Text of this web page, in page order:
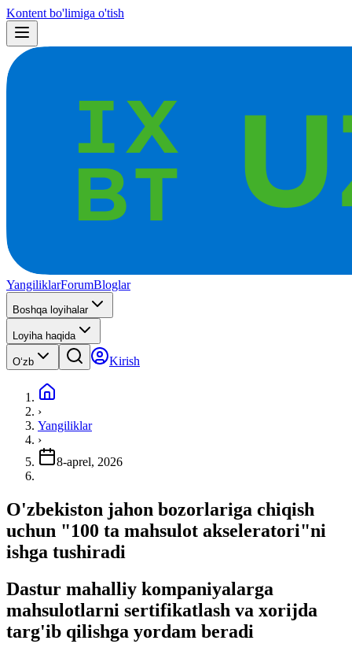
Kontent bo'limiga o'tish
YangiliklarForumBloglar
Boshqa loyihalar
Loyiha haqida
Oʻzb Kirish
›
Yangiliklar
›
8-aprel, 2026
O'zbekiston jahon bozorlariga chiqish
uchun "100 ta mahsulot akseleratori"ni
ishga tushiradi
Dastur mahalliy kompaniyalarga
mahsulotlarni sertifikatlash va xorijda
targ'ib qilishga yordam beradi